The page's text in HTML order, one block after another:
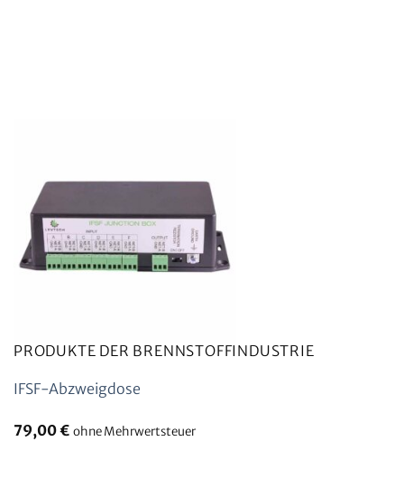
PRODUKTE DER BRENNSTOFFINDUSTRIE
IFSF-Abzweigdose
79,00€ ohne Mehrwertsteuer